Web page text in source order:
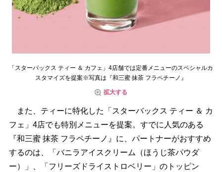
「スターバックス ティー ＆ カフェ」4店舗では定番メニューのスペシャルカ
スタマイズを提案※写真は『和三蜜 抹茶 フラペチーノ』
拡大する
また、ティーに特化した「スターバックス ティー ＆ カ
フェ」4店でも特別メニューを提案。すでに人気のある
『和三蜜 抹茶 フラペチーノ』に、パートナーがおすすめ
するのは、「バニラアイスクリーム（ほうじ茶パウダ
ー）」、「フリーズドライストロベリー」のトッピン